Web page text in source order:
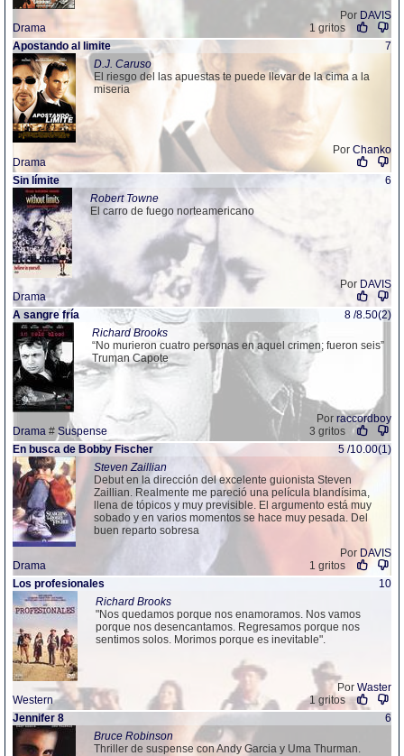
Por DAVIS
Drama
1 gritos
Apostando al limite
7
D.J. Caruso
El riesgo del las apuestas te puede llevar de la cima a la
miseria
Por Chanko
Drama
Sin límite
6
Robert Towne
El carro de fuego norteamericano
Por DAVIS
Drama
A sangre fría
8 /8.50(2)
Richard Brooks
“No murieron cuatro personas en aquel crimen; fueron seis”
Truman Capote
Por raccordboy
Drama # Suspense
3 gritos
En busca de Bobby Fischer
5 /10.00(1)
Steven Zaillian
Debut en la dirección del excelente guionista Steven
Zaillian. Realmente me pareció una película blandísima,
llena de tópicos y muy previsible. El argumento está muy
sobado y en varios momentos se hace muy pesada. Del
buen reparto sobresa
Por DAVIS
Drama
1 gritos
Los profesionales
10
Richard Brooks
"Nos quedamos porque nos enamoramos. Nos vamos
porque nos desencantamos. Regresamos porque nos
sentimos solos. Morimos porque es inevitable".
Por Waster
Western
1 gritos
Jennifer 8
6
Bruce Robinson
Thriller de suspense con Andy Garcia y Uma Thurman.